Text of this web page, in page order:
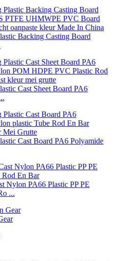
Backing Casting Board
Cast Sheet Board PA6
Cast Board PA6 Polyamide
Nylon PA66 Plastic PP PE
...